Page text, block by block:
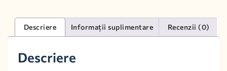
Descriere Informații suplimentare Recenzii (0)
Descriere